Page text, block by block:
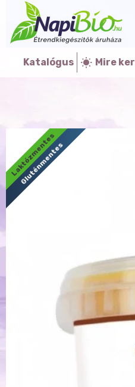
Katalógus Mire
Laktózmentes
Gluténmentes